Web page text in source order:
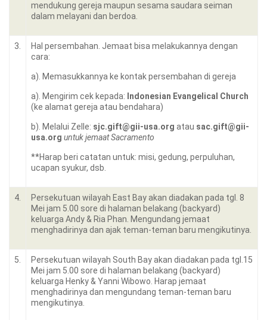
mendukung gereja maupun sesama saudara seiman
dalam melayani dan berdoa.
3.
Hal persembahan. Jemaat bisa melakukannya dengan
cara:
a). Memasukkannya ke kontak persembahan di gereja
a). Mengirim cek kepada: Indonesian Evangelical Church
(ke alamat gereja atau bendahara)
b). Melalui Zelle: sjc.gift@gii-usa.org atau sac.gift@gii-
usa.org untuk jemaat Sacramento
**Harap beri catatan untuk: misi, gedung, perpuluhan,
ucapan syukur, dsb.
4.
Persekutuan wilayah East Bay akan diadakan pada tgl. 8
Mei jam 5.00 sore di halaman belakang (backyard)
keluarga Andy & Ria Phan. Mengundang jemaat
menghadirinya dan ajak teman-teman baru mengikutinya.
5.
Persekutuan wilayah South Bay akan diadakan pada tgl.15
Mei jam 5.00 sore di halaman belakang (backyard)
keluarga Henky & Yanni Wibowo. Harap jemaat
menghadirinya dan mengundang teman-teman baru
mengikutinya.